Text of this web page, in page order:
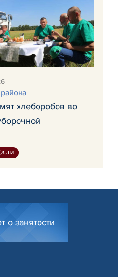
хлеборобов во
о занятости